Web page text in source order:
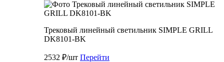
Трековый линейный светильник SIMPLE GRILL
DK8101-BK
2532 ₽/шт Перейти